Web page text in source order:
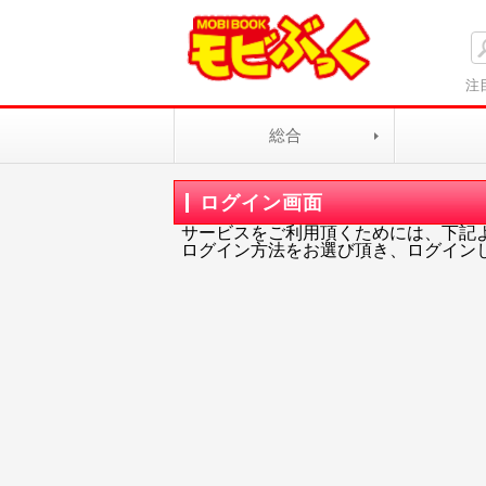
注
総合
ログイン画面
サービスをご利用頂くためには、下記
ログイン方法をお選び頂き、ログイン